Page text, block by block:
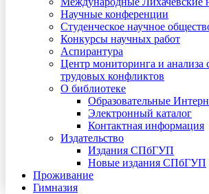
Научные конференции
Студенческое научное
Конкурсы научных работ
Аспирантура
Центр мониторинга и анализа
трудовых конфликтов
О библиотеке
Образовательные
Электронный каталог
Контактная информация
Издательство
Издания СПбГУП
Новые издания СПбГУП
Проживание
Гимназия